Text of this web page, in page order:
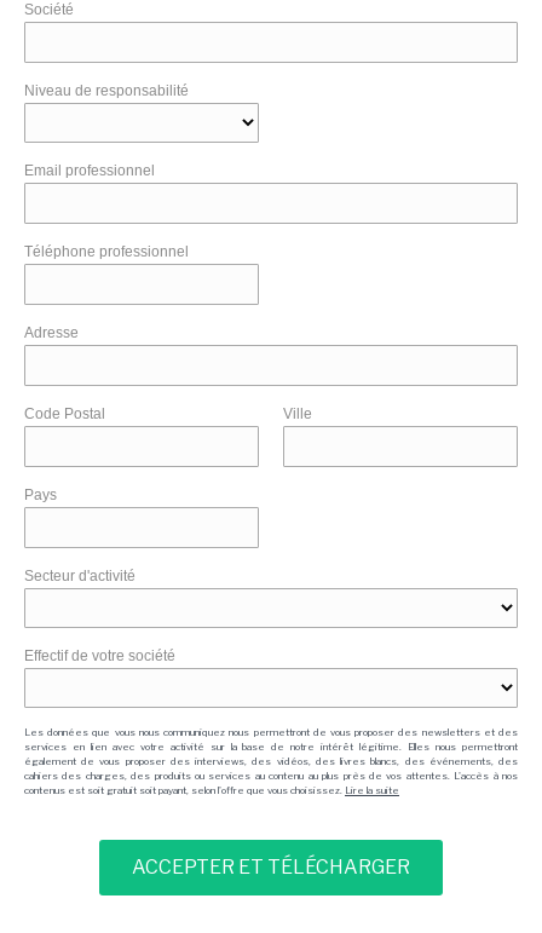
Société
Niveau de responsabilité
Email professionnel
Téléphone professionnel
Adresse
Code Postal Ville
Pays
Secteur d'activité
Effectif de votre société
Les données que vous nous communiquez nous permettront de vous proposer des newsletters et des
services en lien avec votre activité sur la base de notre intérêt légitime. Elles nous permettront
également de vous proposer des interviews, des vidéos, des livres blancs, des événements, des
cahiers des charges, des produits ou services au contenu au plus près de vos attentes. L'accès à nos
contenus est soit gratuit soit payant, selon l'offre que vous choisissez. Lire la suite